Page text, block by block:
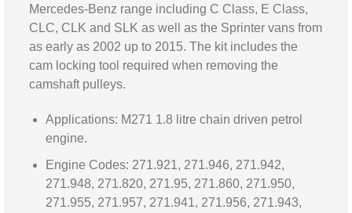
Mercedes-Benz range including C Class, E Class,
CLC, CLK and SLK as well as the Sprinter vans from
as early as 2002 up to 2015. The kit includes the
cam locking tool required when removing the
camshaft pulleys.
Applications: M271 1.8 litre chain driven petrol
engine.
Engine Codes: 271.921, 271.946, 271.942,
271.948, 271.820, 271.95, 271.860, 271.950,
271.955, 271.957, 271.941, 271.956, 271.943,